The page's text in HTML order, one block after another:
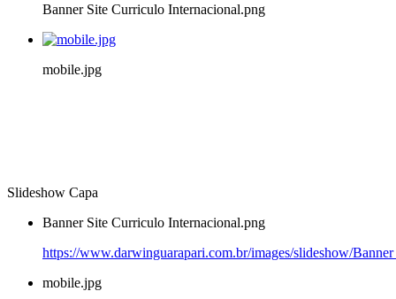
Banner Site Curriculo Internacional.png
mobile.jpg
Slideshow Capa
Banner Site Curriculo Internacional.png
https://www.darwinguarapari.com.br/images/slideshow/
mobile.jpg